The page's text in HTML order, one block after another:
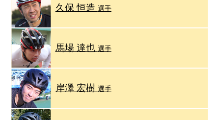
久保 恒造 選手
馬場 達也 選手
岸澤 宏樹 選手